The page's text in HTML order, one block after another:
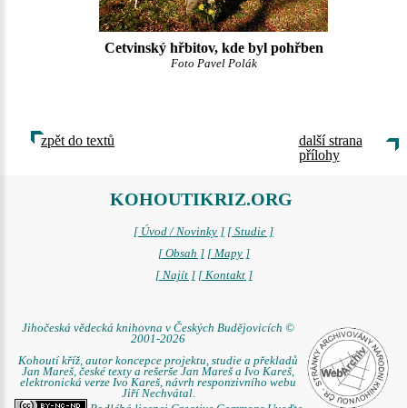
Cetvinský hřbitov, kde byl pohřben
Foto Pavel Polák
zpět do textů
další strana
přílohy
KOHOUTIKRIZ.ORG
[ Úvod / Novinky ] [ Studie ]
[ Obsah ] [ Mapy ]
[ Najít ] [ Kontakt ]
Jihočeská vědecká knihovna v Českých Budějovicích ©
2001-2026
Kohoutí kříž, autor koncepce projektu, studie a překladů
Jan Mareš, české texty a rešerše Jan Mareš a Ivo Kareš,
elektronická verze Ivo Kareš, návrh responzivního webu
Jiří Nechvátal.